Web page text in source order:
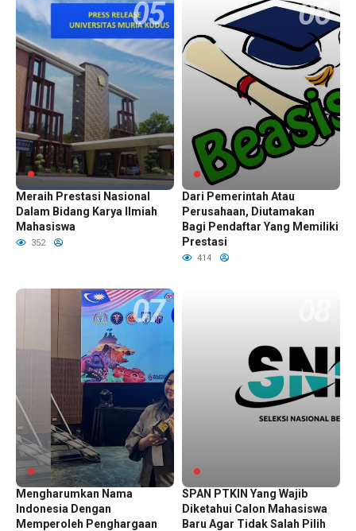
Universitas Muria Kudus
Meraih Prestasi Nasional
Dalam Bidang Karya Ilmiah
Mahasiswa
352
Tutorial Mendapat Beasiswa
Dari Pemerintah Atau
Perusahaan, Diutamakan
Bagi Pendaftar Yang Memiliki
Prestasi
414
Mahasiswa UI
Mengharumkan Nama
Indonesia Dengan
Memperoleh Penghargaan
Perbedaan SNBP dengan
SPAN PTKIN Yang Wajib
Diketahui Calon Mahasiswa
Baru Agar Tidak Salah Pilih